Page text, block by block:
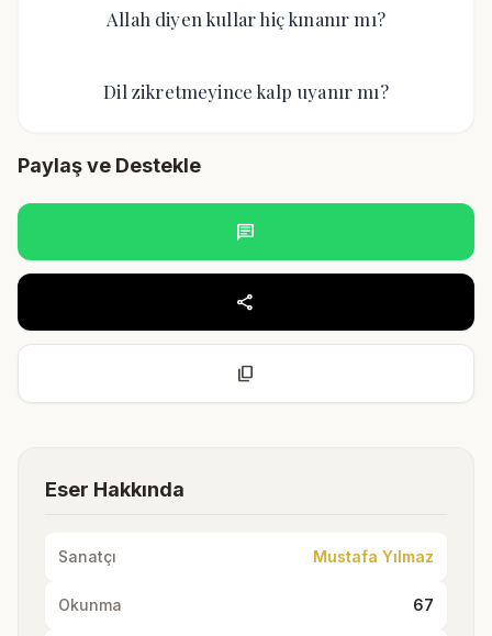
Allah diyen kullar hiç kınanır mı?
Dil zikretmeyince kalp uyanır mı?
Paylaş ve Destekle
chat
share
content_copy
Eser Hakkında
Sanatçı Mustafa Yılmaz
Okunma 67